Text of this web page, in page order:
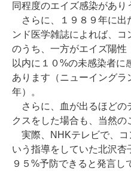
同程度のエイズ感染があり
さらに、１９８９年に出
ンド医学雑誌によれば、
のうち、一方がエイズ陽
以内に１０%の未感染者に
あります（ニューイングラ
年）。
さらに、血が出るほどの
クスをした場合も、当然の
実際、NHKテレビで、コ
いう指導をしていた北沢
９５%予防できると発言し